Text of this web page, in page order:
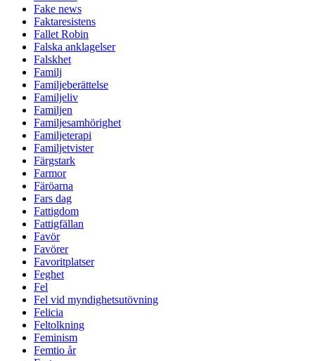
Fake news
Faktaresistens
Fallet Robin
Falska anklagelser
Falskhet
Familj
Familjeberättelse
Familjeliv
Familjen
Familjesamhörighet
Familjeterapi
Familjetvister
Färgstark
Farmor
Färöarna
Fars dag
Fattigdom
Fattigfällan
Favör
Favörer
Favoritplatser
Feghet
Fel
Fel vid myndighetsutövning
Felicia
Feltolkning
Feminism
Femtio år